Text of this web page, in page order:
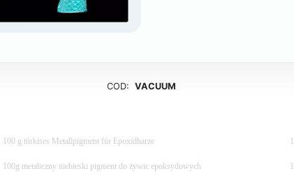
COD: VACUUM
100 g türkises Metallpigment für Epoxidharze
100g metaliczny niebieski pigment do żywic epoksydowych